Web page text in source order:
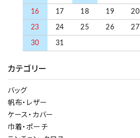
カテゴリー
バッグ
帆布・レザー
ケース・カバー
巾着・ポーチ
16 17 18 19 20
23 24 25 26 27
30 31